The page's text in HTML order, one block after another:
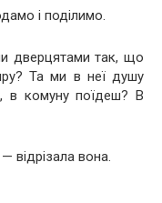
і поділимо.
дверцятами так, що
Та ми в неї душу
в комуну поїдеш? В
відрізала вона.